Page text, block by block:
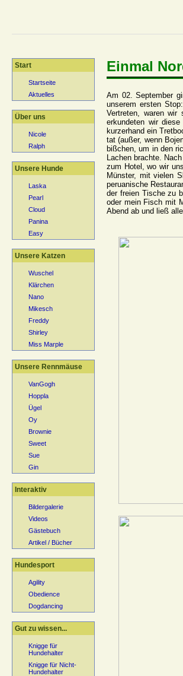
Start
Startseite
Aktuelles
Über uns
Nicole
Ralph
Unsere Hunde
Laska
Pearl
Cloud
Panina
Easy
Unsere Katzen
Wuschel
Klärchen
Nano
Mikesch
Freddy
Shirley
Miss Marple
Unsere Rennmäuse
VanGogh
Hoppla
Ügel
Oy
Brownie
Sweet
Sue
Gin
Interaktiv
Bildergalerie
Videos
Gästebuch
Artikel / Bücher
Hundesport
Agility
Obedience
Dogdancing
Gut zu wissen...
Knigge für
Hundehalter
Knigge für Nicht-
Hundehalter
Einmal
Am 02. September
unserem ersten
Vertreten, waren wir
erkundeten wir
kurzerhand ein
tat (außer, wenn
bißchen, um in den
Lachen brachte.
zum Hotel, wo wir
Münster, mit vielen
peruanische
der freien Tische zu
oder mein Fisch mit
Abend ab und ließ